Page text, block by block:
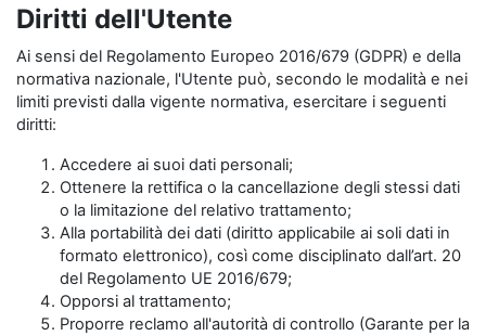
Diritti dell'Utente
Ai sensi del Regolamento Europeo 2016/679 (GDPR) e della
normativa nazionale, l'Utente può, secondo le modalità e nei
limiti previsti dalla vigente normativa, esercitare i seguenti
diritti:
Accedere ai suoi dati personali;
Ottenere la rettifica o la cancellazione degli stessi dati
o la limitazione del relativo trattamento;
Alla portabilità dei dati (diritto applicabile ai soli dati in
formato elettronico), così come disciplinato dall’art. 20
del Regolamento UE 2016/679;
Opporsi al trattamento;
Proporre reclamo all'autorità di controllo (Garante per la